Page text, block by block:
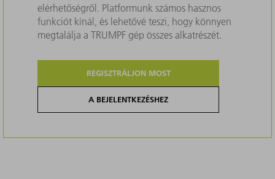
elérhetőségről. Platformunk számos hasznos
funkciót kínál, és lehetővé teszi, hogy könnyen
megtalálja a TRUMPF gép összes alkatrészét.
REGISZTRÁLJON MOST
A BEJELENTKEZÉSHEZ